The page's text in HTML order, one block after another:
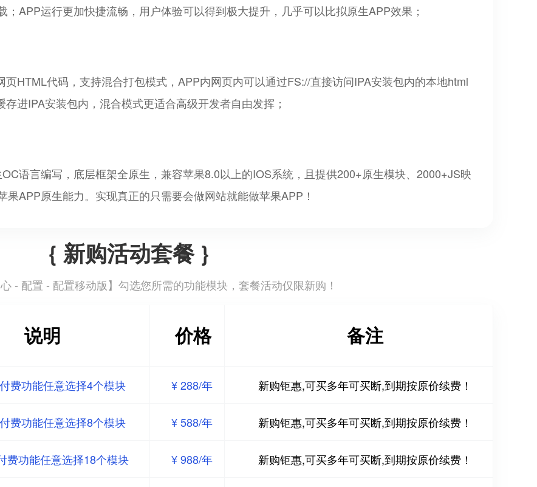
APP运行更加快捷流畅，用户体验可以得到极大提升，几乎可以比拟原生APP效果；
HTML代码，支持混合打包模式，APP内网页内可以通过FS://直接访问IPA安装包内的本地html
进IPA安装包内，混合模式更适合高级开发者自由发挥；
语言编写，底层框架全原生，兼容苹果8.0以上的IOS系统，且提供200+原生模块、2000+JS映
APP原生能力。实现真正的只需要会做网站就能做苹果APP！
{ 新购活动套餐 }
- 配置 - 配置移动版】勾选您所需的功能模块，套餐活动仅限新购！
说明 价格 备注
费功能任意选择4个模块 ¥ 288/年 新购钜惠,可买多年可买断,到期按原价续费！
费功能任意选择8个模块 ¥ 588/年 新购钜惠,可买多年可买断,到期按原价续费！
费功能任意选择18个模块 ¥ 988/年 新购钜惠,可买多年可买断,到期按原价续费！